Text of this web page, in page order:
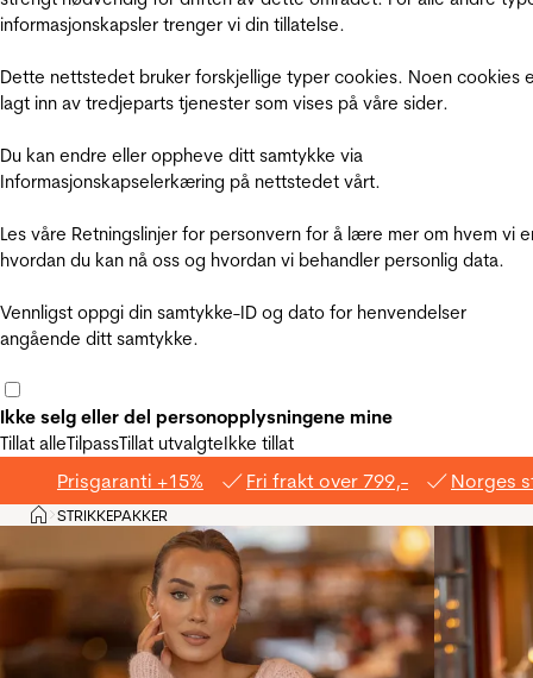
informasjonskapsler trenger vi din tillatelse.
Dette nettstedet bruker forskjellige typer cookies. Noen cookies
lagt inn av tredjeparts tjenester som vises på våre sider.
Du kan endre eller oppheve ditt samtykke via
Informasjonskapselerkæring på nettstedet vårt.
Les våre Retningslinjer for personvern for å lære mer om hvem vi
hvordan du kan nå oss og hvordan vi behandler personlig data.
Vennligst oppgi din samtykke-ID og dato for henvendelser
angående ditt samtykke.
Ikke selg eller del personopplysningene mine
Tillat alleTilpassTillat utvalgteIkke tillat
Prisgaranti +15% Fri frakt over 799,- Norges
Hjem
>STRIKKEPAKKER